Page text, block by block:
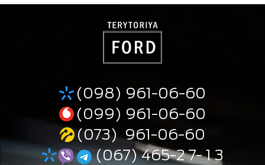
(098) 961-06-60
(099) 961-06-60
(073) 961-06-60
(067) 465-2 7- 1 3